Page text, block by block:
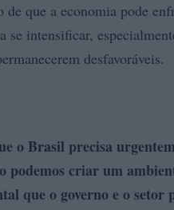
que a economia pode
intensificar,
desfavoráveis.
o Brasil precisa
podemos criar um
que o governo e o setor